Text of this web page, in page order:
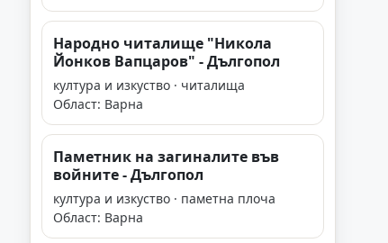
Народно читалище "Никола
Йонков Вапцаров" - Дългопол
култура и изкуство · читалища
Област: Варна
Паметник на загиналите във
войните - Дългопол
култура и изкуство · паметна плоча
Област: Варна